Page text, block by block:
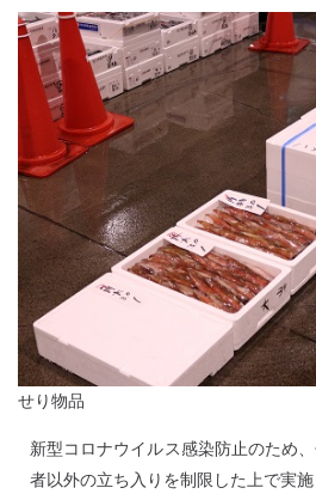
せり物品
新型コロナウイルス感染防止のため
者以外の立ち入りを制限した上で実施